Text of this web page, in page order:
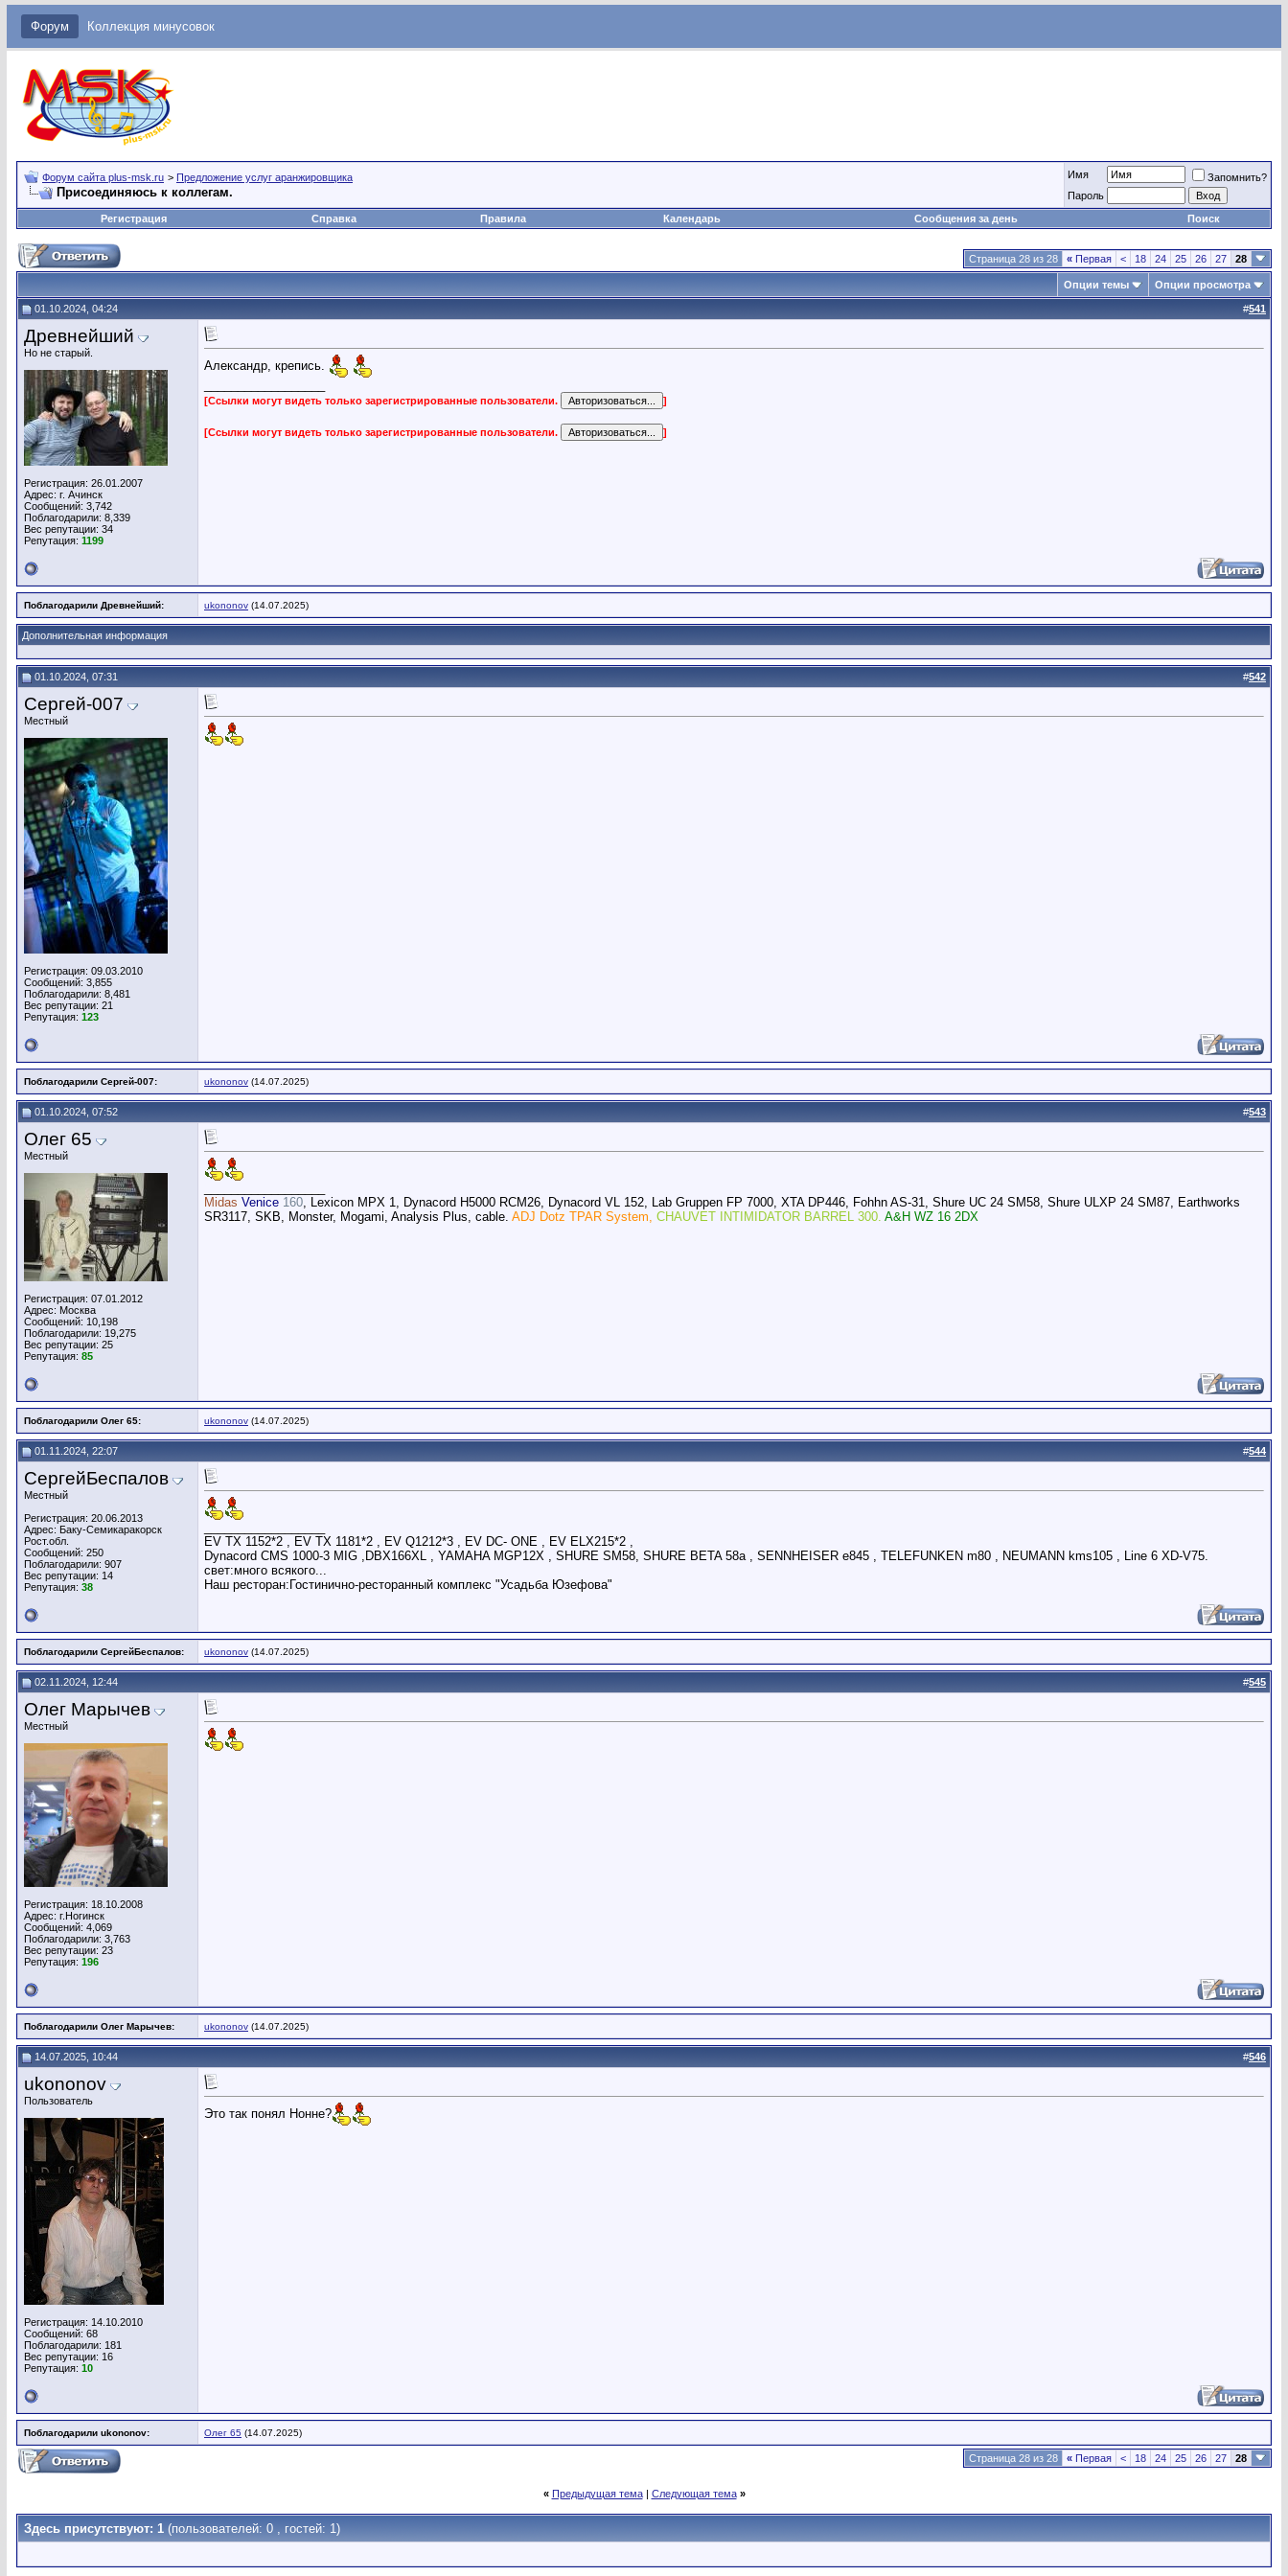
Форум Коллекция минусовок
Форум сайта plus-msk.ru > Предложение услуг аранжировщика
Присоединяюсь к коллегам.
Имя
Запомнить?
Пароль
Регистрация
Справка Правила Календарь Сообщения за день Поиск
Страница 28 из 28 « Первая < 18 24 25 26 27 28
Опции темы Опции просмотра
01.10.2024, 04:24 #541
Древнейший
Но не старый.
Регистрация: 26.01.2007
Адрес: г. Ачинск
Сообщений: 3,742
Поблагодарили: 8,339
Вес репутации: 34
Репутация: 1199
Александр, крепись.
[Ссылки могут видеть только зарегистрированные пользователи. ]
[Ссылки могут видеть только зарегистрированные пользователи. ]
Поблагодарили Древнейший: ukononov (14.07.2025)
Дополнительная информация
01.10.2024, 07:31 #542
Сергей-007
Местный
Регистрация: 09.03.2010
Сообщений: 3,855
Поблагодарили: 8,481
Вес репутации: 21
Репутация: 123
Поблагодарили Сергей-007: ukononov (14.07.2025)
01.10.2024, 07:52 #543
Олег 65
Местный
Регистрация: 07.01.2012
Адрес: Москва
Сообщений: 10,198
Поблагодарили: 19,275
Вес репутации: 25
Репутация: 85
Midas Venice 160, Lexicon MPX 1, Dynacord H5000 RCM26, Dynacord VL 152, Lab Gruppen FP 7000, XTA DP446, Fohhn AS-31, Shure UC 24 SM58, Shure ULXP 24 SM87, Earthworks
SR3117, SKB, Monster, Mogami, Analysis Plus, cable. ADJ Dotz TPAR System, CHAUVET INTIMIDATOR BARREL 300. A&H WZ 16 2DX
Поблагодарили Олег 65: ukononov (14.07.2025)
01.11.2024, 22:07 #544
СергейБеспалов
Местный
Регистрация: 20.06.2013
Адрес: Баку-Семикаракорск
Рост.обл.
Сообщений: 250
Поблагодарили: 907
Вес репутации: 14
Репутация: 38
EV TX 1152*2 , EV TX 1181*2 , EV Q1212*3 , EV DC- ONE , EV ELX215*2 ,
Dynacord CMS 1000-3 MIG ,DBX166XL , YAMAHA MGP12X , SHURE SM58, SHURE BETA 58a , SENNHEISER e845 , TELEFUNKEN m80 , NEUMANN kms105 , Line 6 XD-V75.
свет:много всякого...
Наш ресторан:Гостинично-ресторанный комплекс "Усадьба Юзефова"
Поблагодарили СергейБеспалов: ukononov (14.07.2025)
02.11.2024, 12:44 #545
Олег Марычев
Местный
Регистрация: 18.10.2008
Адрес: г.Ногинск
Сообщений: 4,069
Поблагодарили: 3,763
Вес репутации: 23
Репутация: 196
Поблагодарили Олег Марычев: ukononov (14.07.2025)
14.07.2025, 10:44 #546
ukononov
Пользователь
Регистрация: 14.10.2010
Сообщений: 68
Поблагодарили: 181
Вес репутации: 16
Репутация: 10
Это так понял Нонне?
Поблагодарили ukononov: Олег 65 (14.07.2025)
Страница 28 из 28 « Первая < 18 24 25 26 27 28
« Предыдущая тема| Следующая тема »
Здесь присутствуют: 1 (пользователей: 0 , гостей: 1)